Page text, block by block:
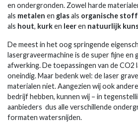
en ondergronden. Zowel harde
als metalen en glasals organische
als hout, kurken leeren natuurlijk
De meest in het oog springende
lasergraveermachine is de super fijne en
afwerking. De toepassingen van de CO2
oneindig. Maar bedenk wel: de laser
materialen niet. Aangezien wij ook
bedrijf hebben, kunnen wij – in
aanbieders dus alle verschillende
formaten watersnijden.